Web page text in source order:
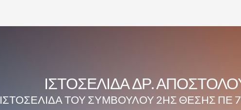
ΙΣΤΟΣΕΛΙΔΑ ΔΡ.
ΙΣΤΟΣΕΛΙΔΑ ΤΟΥ ΣΥΜΒΟΥΛΟΥ 2ΗΣ ΘΕΣΗΣ ΠΕ